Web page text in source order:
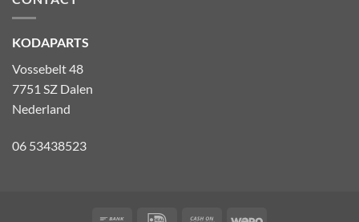
KODAPARTS
Vossebelt 48
7751 SZ Dalen
Nederland
06 53438523
Bank IDeal Cash Wero